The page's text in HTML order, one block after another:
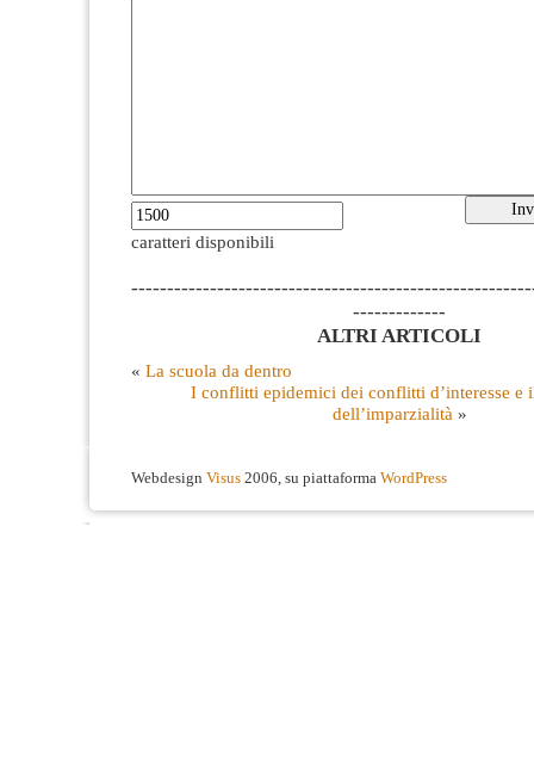
caratteri disponibili
-------------
ALTRI ARTICOLI
« La scuola da dentro
I conflitti epidemici dei conflitti d’interesse e
dell’imparzialità»
Webdesign Visus 2006, su piattaforma WordPress